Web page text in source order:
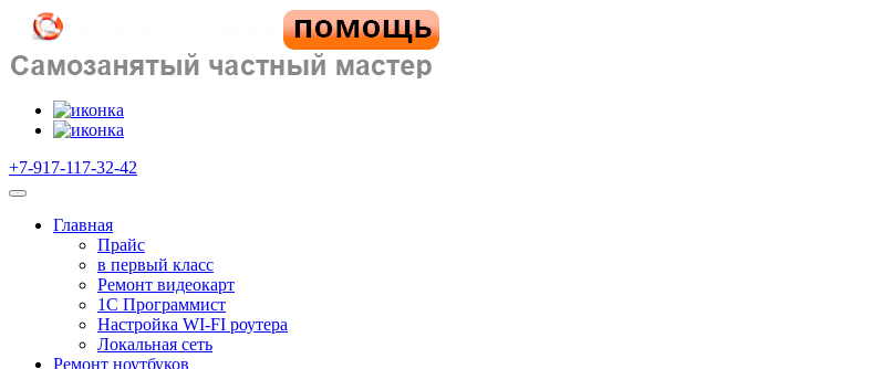
+7-917-117-32-42
Главная
Прайс
в первый класс
Ремонт видеокарт
1C Программист
Настройка WI-FI роутера
Локальная сеть
Ремонт ноутбуков